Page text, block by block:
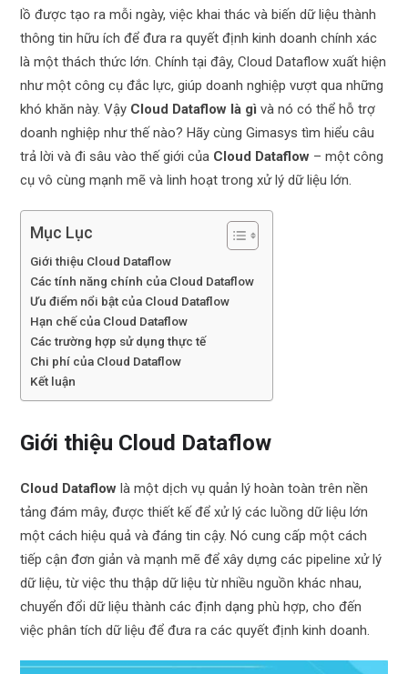
lồ được tạo ra mỗi ngày, việc khai thác và biến dữ liệu thành
thông tin hữu ích để đưa ra quyết định kinh doanh chính xác
là một thách thức lớn. Chính tại đây, Cloud Dataflow xuất hiện
như một công cụ đắc lực, giúp doanh nghiệp vượt qua những
khó khăn này. Vậy Cloud Dataflow là gì và nó có thể hỗ trợ
doanh nghiệp như thế nào? Hãy cùng Gimasys tìm hiểu câu
trả lời và đi sâu vào thế giới của Cloud Dataflow – một công
cụ vô cùng mạnh mẽ và linh hoạt trong xử lý dữ liệu lớn.
Mục Lục
Giới thiệu Cloud Dataflow
Các tính năng chính của Cloud Dataflow
Ưu điểm nổi bật của Cloud Dataflow
Hạn chế của Cloud Dataflow
Các trường hợp sử dụng thực tế
Chi phí của Cloud Dataflow
Kết luận
Giới thiệu Cloud Dataflow
Cloud Dataflow là một dịch vụ quản lý hoàn toàn trên nền
tảng đám mây, được thiết kế để xử lý các luồng dữ liệu lớn
một cách hiệu quả và đáng tin cậy. Nó cung cấp một cách
tiếp cận đơn giản và mạnh mẽ để xây dựng các pipeline xử lý
dữ liệu, từ việc thu thập dữ liệu từ nhiều nguồn khác nhau,
chuyển đổi dữ liệu thành các định dạng phù hợp, cho đến
việc phân tích dữ liệu để đưa ra các quyết định kinh doanh.